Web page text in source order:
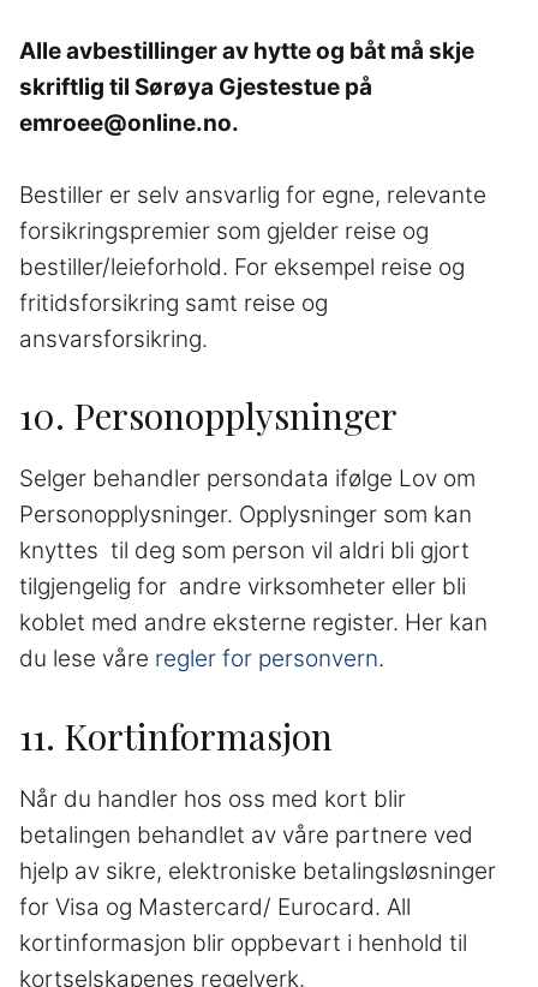
Alle avbestillinger av hytte og båt må skje
skriftlig til Sørøya Gjestestue på
emroee@online.no.
Bestiller er selv ansvarlig for egne, relevante
forsikringspremier som gjelder reise og
bestiller­/leieforhold. For eksempel reise­ og
fritidsforsikring samt reise og
ansvarsforsikring.
10. Personopplysninger
Selger behandler persondata ifølge Lov om
Personopplysninger. Opplysninger som kan
knyttes til deg som person vil aldri bli gjort
tilgjengelig for andre virksomheter eller bli
koblet med andre eksterne register. Her kan
du lese våre regler for personvern.
11. Kortinformasjon
Når du handler hos oss med kort blir
betalingen behandlet av våre partnere ved
hjelp av sikre, elektroniske betalingsløsninger
for Visa og Mastercard/ Eurocard. All
kortinformasjon blir oppbevart i henhold til
kortselskapenes regelverk.